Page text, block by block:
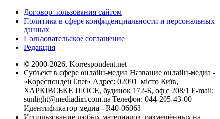
Договор пользования сайтом
Политика в сфере конфиденциальности и персональных
данных
Пользовательское соглашение
Редакция
© 2000-2026, Korrespondent.net
Субъект в сфере онлайн-медиа Название онлайн-медиа -
«КореспонденТ.net» Адрес: 02091, місто Київ,
ХАРКІВСЬКЕ ШОСЕ, будинок 172-Б, офіс 208/1 E-mail:
sunlight@mediadim.com.ua Телефон: 044-205-43-00
Идентификатор медиа - R40-06068
Использование любых материалов, размещённых на